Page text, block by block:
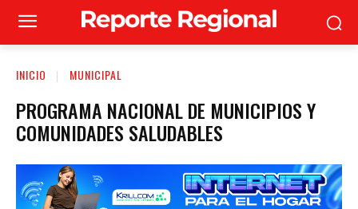
INICIO MUNICIPAL
PROGRAMA NACIONAL DE MUNICIPIOS Y
COMUNIDADES SALUDABLES